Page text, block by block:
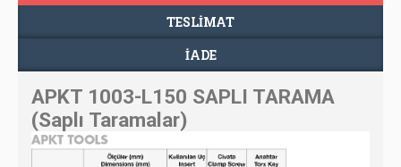
TESLIMAT
İADE
APKT 1003-L150 SAPLI TARAMA
(Saplı Taramalar)